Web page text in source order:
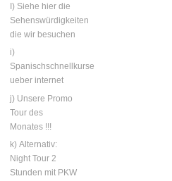
I) Siehe hier die
Sehenswürdigkeiten
die wir besuchen
i)
Spanischschnellkurse
ueber internet
j) Unsere Promo
Tour des
Monates !!!
k) Alternativ:
Night Tour 2
Stunden mit PKW